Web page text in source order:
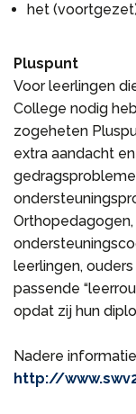
het
Pluspunt
Voor leerlingen
College nodig
zogeheten
extra aandacht
leerlingen,
passende
opdat zij hun
Nadere
http://